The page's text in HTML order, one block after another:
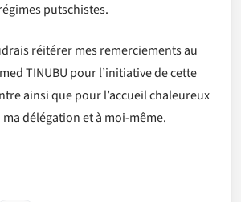
putschistes.
réitérer mes remerciements au
TINUBU pour l’initiative de cette
ainsi que pour l’accueil chaleureux
délégation et à moi-même.